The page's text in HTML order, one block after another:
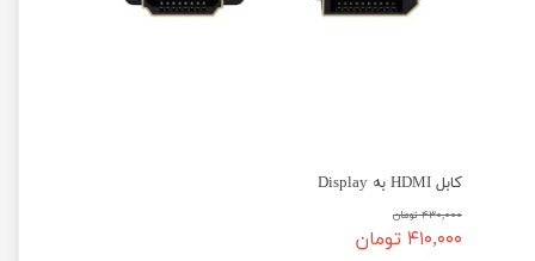
کابل HDMI به Display
۴۳۰,۰۰۰ تومان
۴۱۰,۰۰۰ تومان